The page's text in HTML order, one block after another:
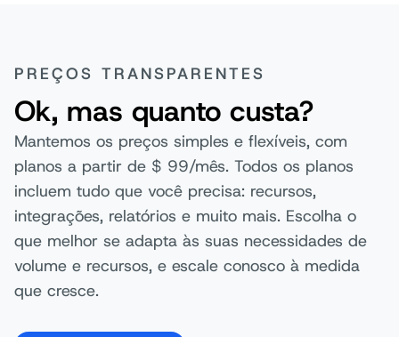
PREÇOS TRANSPARENTES
Ok, mas quanto custa?
Mantemos os preços simples e flexíveis, com
planos a partir de $ 99/mês. Todos os planos
incluem tudo que você precisa: recursos,
integrações, relatórios e muito mais. Escolha o
que melhor se adapta às suas necessidades de
volume e recursos, e escale conosco à medida
que cresce.
Acesso à integração
Suporte global 24/7